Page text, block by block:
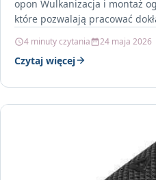
opon Wulkanizacja i montaż
które pozwalają pracować
4 minuty czytania 24 maja 2026
Czytaj więcej